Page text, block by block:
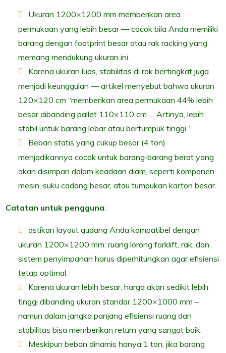
Ukuran 1200×1200 mm memberikan area
permukaan yang lebih besar — cocok bila Anda memiliki
barang dengan footprint besar atau rak racking yang
memang mendukung ukuran ini.
Karena ukuran luas, stabilitas di rak bertingkat juga
menjadi keunggulan — artikel menyebut bahwa ukuran
120×120 cm “memberikan area permukaan 44% lebih
besar dibanding pallet 110×110 cm … Artinya, lebih
stabil untuk barang lebar atau bertumpuk tinggi.”
Beban statis yang cukup besar (4 ton)
menjadikannya cocok untuk barang‐barang berat yang
akan disimpan dalam keadaan diam, seperti komponen
mesin, suku cadang besar, atau tumpukan karton besar.
Catatan untuk pengguna:
astikan layout gudang Anda kompatibel dengan
ukuran 1200×1200 mm: ruang lorong forklift, rak, dan
sistem penyimpanan harus diperhitungkan agar efisiensi
tetap optimal.
Karena ukuran lebih besar, harga akan sedikit lebih
tinggi dibanding ukuran standar 1200×1000 mm –
namun dalam jangka panjang efisiensi ruang dan
stabilitas bisa memberikan return yang sangat baik.
Meskipun beban dinamis hanya 1 ton, jika barang